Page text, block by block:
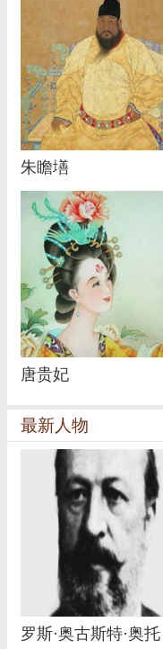
朱瞻墡
唐贵妃
最新人物
罗斯·奥古斯特·奥托